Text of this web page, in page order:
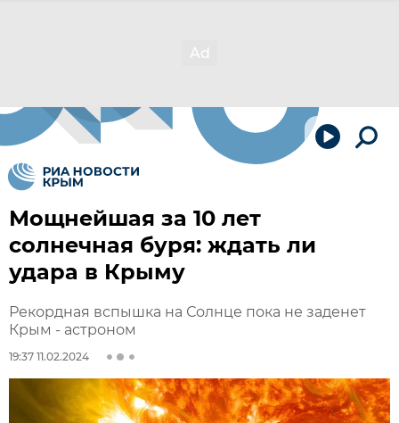
Мощнейшая за 10 лет
солнечная буря: ждать ли
удара в Крыму
Рекордная вспышка на Солнце пока не заденет
Крым - астроном
19:37 11.02.2024